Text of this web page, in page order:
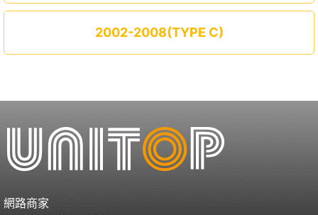
2002-2008(TYPE C)
網路商家